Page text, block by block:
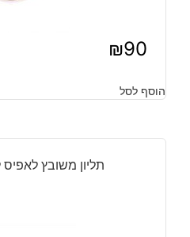
₪90
הוסף לסל
תליון משובץ לאפיס